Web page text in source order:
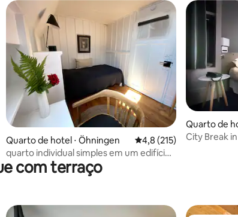
avaliação média de 5, 27 avaliações
Quarto de hotel ⋅ Öhningen 4,8 de uma avaliação
4,8 (215)
quarto individual simples em um edifício
histórico
Quarto de
City Break
com terraço